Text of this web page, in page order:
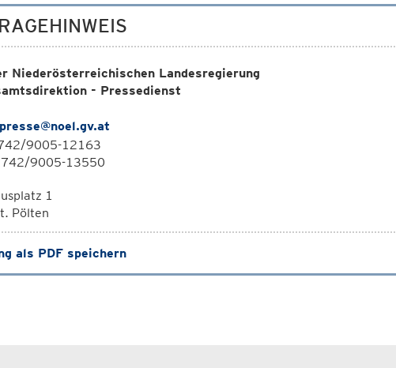
Niederösterreichischen Landesregierung
- Pressedienst
presse@noel.gv.at
9005-12163
9005-13550
1
Pölten
als PDF speichern